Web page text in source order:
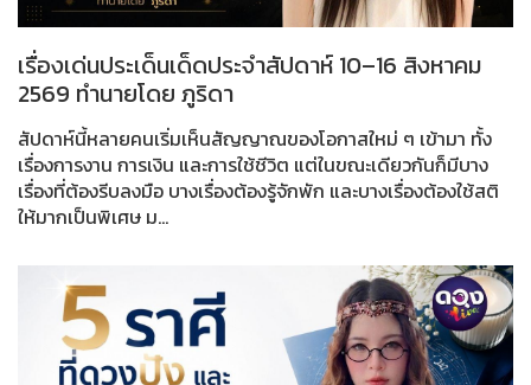
เรื่องเด่นประเด็นเด็ดประจำสัปดาห์ 10–16 สิงหาคม
2569 ทำนายโดย ภูริดา
สัปดาห์นี้หลายคนเริ่มเห็นสัญญาณของโอกาสใหม่ ๆ เข้ามา ทั้ง
เรื่องการงาน การเงิน และการใช้ชีวิต แต่ในขณะเดียวกันก็มีบาง
เรื่องที่ต้องรีบลงมือ บางเรื่องต้องรู้จักพัก และบางเรื่องต้องใช้สติ
ให้มากเป็นพิเศษ ม...